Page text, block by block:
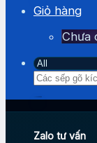
Zalo tư vấn
Giỏ hàng
Chưa
Tìm
kiếm: